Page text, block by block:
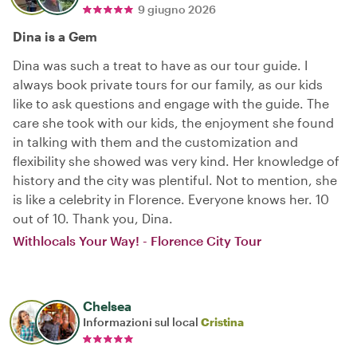
9 giugno 2026
Dina is a Gem
Dina was such a treat to have as our tour guide. I
always book private tours for our family, as our kids
like to ask questions and engage with the guide. The
care she took with our kids, the enjoyment she found
in talking with them and the customization and
flexibility she showed was very kind. Her knowledge of
history and the city was plentiful. Not to mention, she
is like a celebrity in Florence. Everyone knows her. 10
out of 10. Thank you, Dina.
Withlocals Your Way! - Florence City Tour
Chelsea
Informazioni sul local Cristina